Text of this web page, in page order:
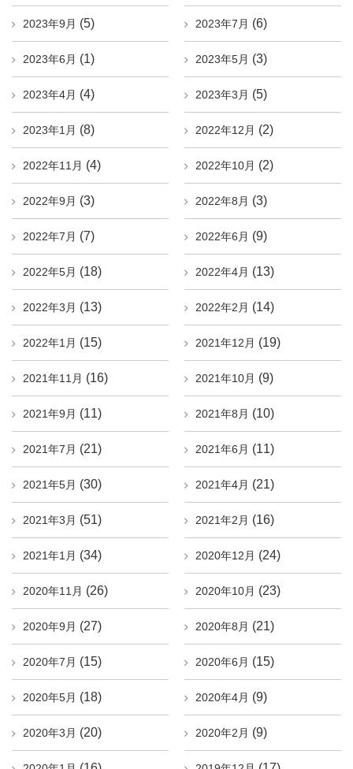
2023年9月 (5) 2023年7月 (6)
2023年6月 (1) 2023年5月 (3)
2023年4月 (4) 2023年3月 (5)
2023年1月 (8) 2022年12月 (2)
2022年11月 (4) 2022年10月 (2)
2022年9月 (3) 2022年8月 (3)
2022年7月 (7) 2022年6月 (9)
2022年5月 (18) 2022年4月 (13)
2022年3月 (13) 2022年2月 (14)
2022年1月 (15) 2021年12月 (19)
2021年11月 (16) 2021年10月 (9)
2021年9月 (11) 2021年8月 (10)
2021年7月 (21) 2021年6月 (11)
2021年5月 (30) 2021年4月 (21)
2021年3月 (51) 2021年2月 (16)
2021年1月 (34) 2020年12月 (24)
2020年11月 (26) 2020年10月 (23)
2020年9月 (27) 2020年8月 (21)
2020年7月 (15) 2020年6月 (15)
2020年5月 (18) 2020年4月 (9)
2020年3月 (20) 2020年2月 (9)